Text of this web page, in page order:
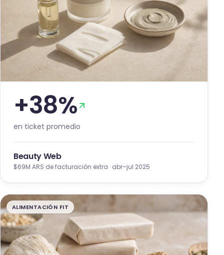
+38%
en ticket promedio
Beauty Web
$69M ARS de facturación extra · abr–jul 2025
ALIMENTACIÓN FIT